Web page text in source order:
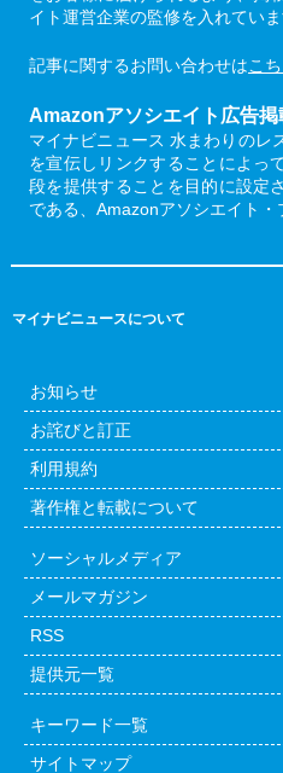
イト運営企業の監修を入れていま
記事に関するお問い合わせはこ
Amazonアソシエイト広告掲
マイナビニュース 水まわりのレ
を宣伝しリンクすることによっ
段を提供することを目的に設定
である、Amazonアソシエイト・
マイナビニュースについて
お知らせ
お詫びと訂正
利用規約
著作権と転載について
ソーシャルメディア
メールマガジン
RSS
提供元一覧
キーワード一覧
サイトマップ